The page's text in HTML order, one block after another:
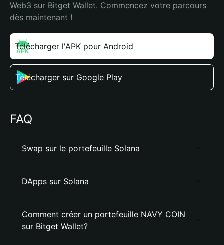
Web3 sur Bitget Wallet. Commencez votre parcours
dès maintenant !
Télécharger l'APK pour Android
Télécharger sur Google Play
FAQ
Swap sur le portefeuille Solana
DApps sur Solana
Comment créer un portefeuille NAVY COIN
sur Bitget Wallet?